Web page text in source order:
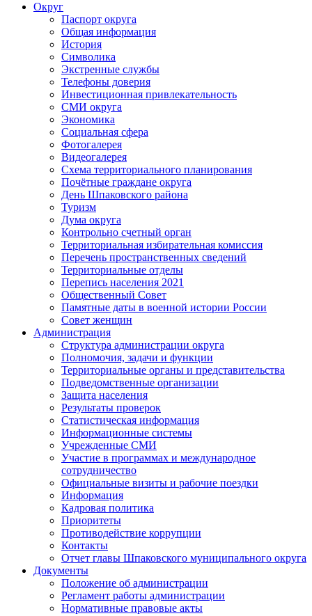
Округ
Паспорт округа
Общая информация
История
Символика
Экстренные службы
Телефоны доверия
Инвестиционная привлекательность
СМИ округа
Экономика
Социальная сфера
Фотогалерея
Видеогалерея
Схема территориального планирования
Почётные граждане округа
День Шпаковского района
Туризм
Дума округа
Контрольно счетный орган
Территориальная избирательная комиссия
Перечень пространственных сведений
Территориальные отделы
Перепись населения 2021
Общественный Совет
Памятные даты в военной истории России
Совет женщин
Администрация
Структура администрации округа
Полномочия, задачи и функции
Территориальные органы и представительства
Подведомственные организации
Защита населения
Результаты проверок
Статистическая информация
Информационные системы
Учрежденные СМИ
Участие в программах и международное
сотрудничество
Официальные визиты и рабочие поездки
Информация
Кадровая политика
Приоритеты
Противодействие коррупции
Контакты
Отчет главы Шпаковского муниципального округа
Документы
Положение об администрации
Регламент работы администрации
Нормативные правовые акты